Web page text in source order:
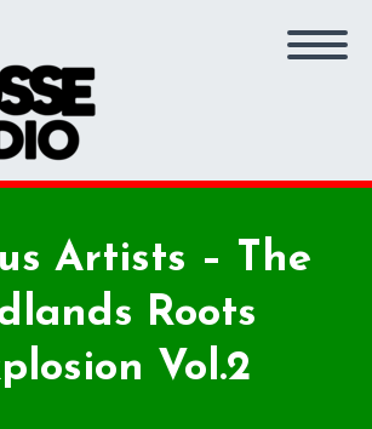
Artists – The
Roots
Vol.2